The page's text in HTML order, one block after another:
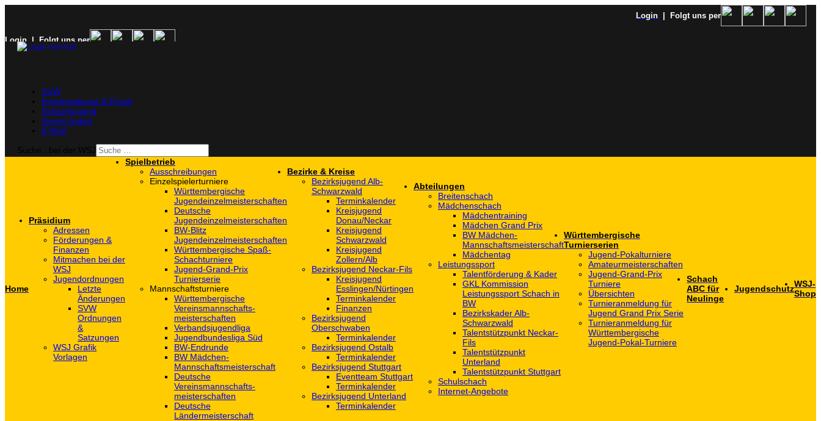
Login | Folgt uns per
Login | Folgt uns per
SVW
Ergebnisdienst & Portal
Schachjugend
Verein finden
E-Mail
Home
Präsidium
Adressen
Förderungen &
Finanzen
Mitmachen bei der
WSJ
Jugendordnungen
Letzte
Änderungen
SVW
Ordnungen
&
Satzungen
WSJ Grafik
Vorlagen
Spielbetrieb
Ausschreibungen
Einzelspielerturniere
Württembergische
Jugendeinzelmeisterschaften
Deutsche
Jugendeinzelmeisterschaften
BW-Blitz
Jugendeinzelmeisterschaften
Württembergische Spaß-
Schachturniere
Jugend-Grand-Prix
Turnierserie
Mannschaftsturniere
Württembergische
Vereinsmannschafts-
meisterschaften
Verbandsjugendliga
Jugendbundesliga Süd
BW-Endrunde
BW Mädchen-
Mannschaftsmeisterschaft
Deutsche
Vereinsmannschafts-
meisterschaften
Deutsche
Ländermeisterschaft
Bezirke & Kreise
Bezirksjugend Alb-
Schwarzwald
Terminkalender
Kreisjugend
Donau/Neckar
Kreisjugend
Schwarzwald
Kreisjugend
Zollern/Alb
Bezirksjugend Neckar-Fils
Kreisjugend
‎Esslingen/Nürtingen
Terminkalender
Finanzen
Bezirksjugend
Oberschwaben
Terminkalender
Bezirksjugend Ostalb
Terminkalender
Bezirksjugend Stuttgart
‎Eventteam Stuttgart
Terminkalender
Bezirksjugend Unterland
Terminkalender
Abteilungen
Breitenschach
Mädchenschach
Mädchentraining
Mädchen Grand Prix
BW Mädchen-
Mannschaftsmeisterschaft
Mädchentag
Leistungssport
Talentförderung & Kader
GKL Kommission
Leistungssport Schach in
BW
Bezirkskader Alb-
Schwarzwald
Talentstützpunkt Neckar-
Fils
Talentstützpunkt
Unterland
Talentstützpunkt Stuttgart
Schulschach
Internet-Angebote
Württembergische
Turnierserien
Jugend-Pokalturniere
Amateurmeisterschaften
Jugend-Grand-Prix
Turniere
Übersichten
Turnieranmeldung für
Jugend Grand Prix Serie
Turnieranmeldung für
Württembergische
Jugend-Pokal-Turniere
Schach
ABC für
Neulinge
JugendschutzWSJ-
Shop